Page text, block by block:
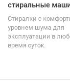
стиральные
Стиралки с
уровнем шума для
эксплуатации в
время суток.